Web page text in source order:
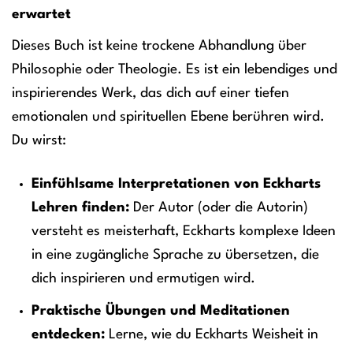
erwartet
Dieses Buch ist keine trockene Abhandlung über
Philosophie oder Theologie. Es ist ein lebendiges und
inspirierendes Werk, das dich auf einer tiefen
emotionalen und spirituellen Ebene berühren wird.
Du wirst:
Einfühlsame Interpretationen von Eckharts
Lehren finden:Der Autor (oder die Autorin)
versteht es meisterhaft, Eckharts komplexe Ideen
in eine zugängliche Sprache zu übersetzen, die
dich inspirieren und ermutigen wird.
Praktische Übungen und Meditationen
entdecken:Lerne, wie du Eckharts Weisheit in